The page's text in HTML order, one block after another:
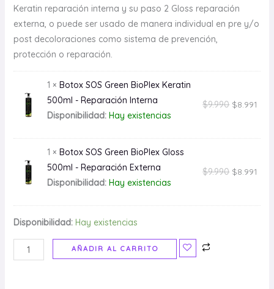
Keratin reparación interna y su paso 2 Gloss reparación
externa, o puede ser usado de manera individual en pre y/o
post decoloraciones como sistema de prevención,
protección o reparación.
1 × Botox SOS Green BioPlex Keratin
500ml - Reparación Interna
Disponibilidad: Hay existencias
$9.990 $8.991
1 × Botox SOS Green BioPlex Gloss
500ml - Reparación Externa
Disponibilidad: Hay existencias
$9.990 $8.991
Disponibilidad: Hay existencias
AÑADIR AL CARRITO